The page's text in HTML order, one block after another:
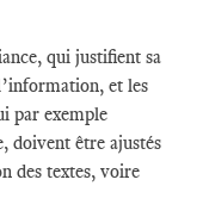
qui justifient sa
et les
par exemple
doivent être ajustés
des textes, voire